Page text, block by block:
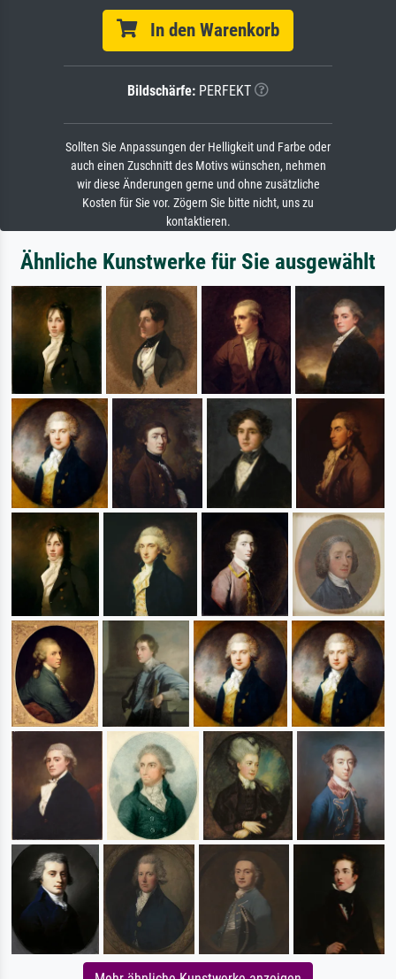
In den Warenkorb
Bildschärfe: PERFEKT
Sollten Sie Anpassungen der Helligkeit und Farbe oder
auch einen Zuschnitt des Motivs wünschen, nehmen
wir diese Änderungen gerne und ohne zusätzliche
Kosten für Sie vor. Zögern Sie bitte nicht, uns zu
kontaktieren.
Ähnliche Kunstwerke für Sie ausgewählt